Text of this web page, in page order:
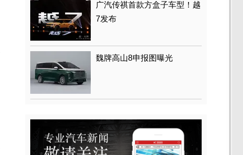
广汽传祺首款方盒子车型！越
7发布
魏牌高山8申报图曝光